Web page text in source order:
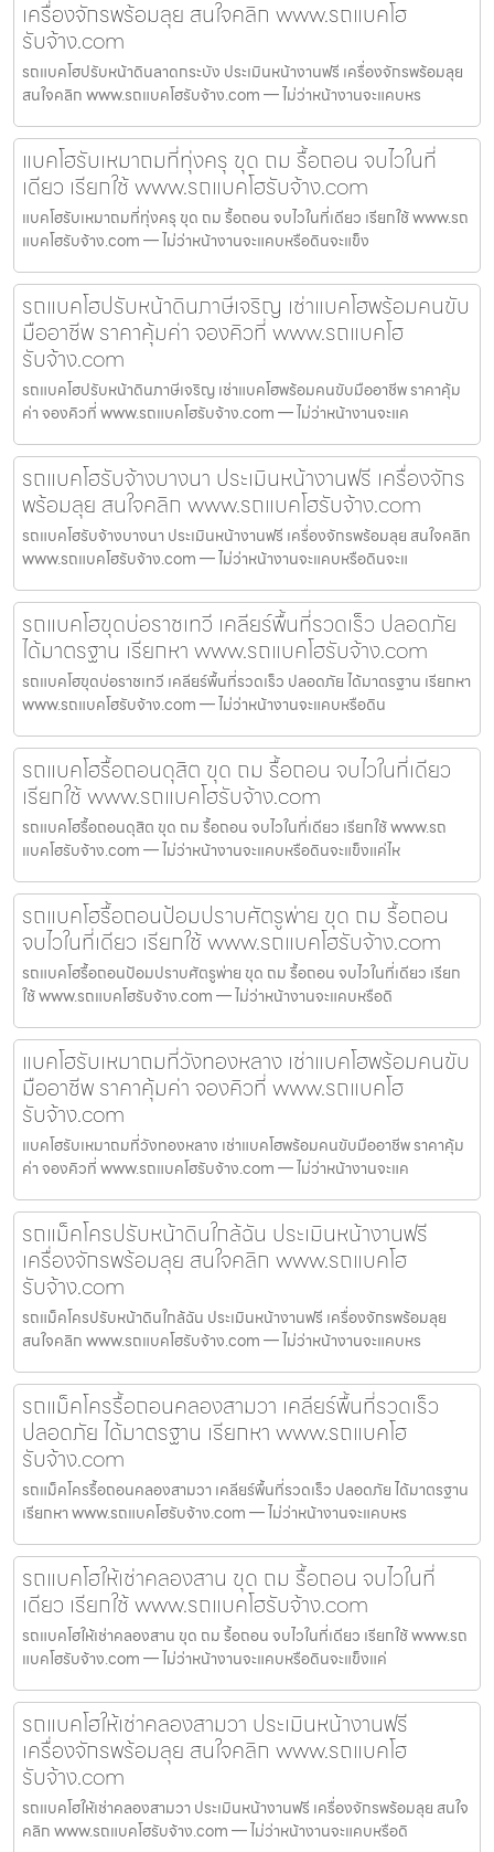
เครื่องจักรพร้อมลุย สนใจคลิก www.รถแบคโฮ
รับจ้าง.com
รถแบคโฮปรับหน้าดินลาดกระบัง ประเมินหน้างานฟรี เครื่องจักรพร้อมลุย
สนใจคลิก www.รถแบคโฮรับจ้าง.com — ไม่ว่าหน้างานจะแคบหร
แบคโฮรับเหมาถมที่ทุ่งครุ ขุด ถม รื้อถอน จบไวในที่
เดียว เรียกใช้ www.รถแบคโฮรับจ้าง.com
แบคโฮรับเหมาถมที่ทุ่งครุ ขุด ถม รื้อถอน จบไวในที่เดียว เรียกใช้ www.รถ
แบคโฮรับจ้าง.com — ไม่ว่าหน้างานจะแคบหรือดินจะแข็ง
รถแบคโฮปรับหน้าดินภาษีเจริญ เช่าแบคโฮพร้อมคนขับ
มืออาชีพ ราคาคุ้มค่า จองคิวที่ www.รถแบคโฮ
รับจ้าง.com
รถแบคโฮปรับหน้าดินภาษีเจริญ เช่าแบคโฮพร้อมคนขับมืออาชีพ ราคาคุ้ม
ค่า จองคิวที่ www.รถแบคโฮรับจ้าง.com — ไม่ว่าหน้างานจะแค
รถแบคโฮรับจ้างบางนา ประเมินหน้างานฟรี เครื่องจักร
พร้อมลุย สนใจคลิก www.รถแบคโฮรับจ้าง.com
รถแบคโฮรับจ้างบางนา ประเมินหน้างานฟรี เครื่องจักรพร้อมลุย สนใจคลิก
www.รถแบคโฮรับจ้าง.com — ไม่ว่าหน้างานจะแคบหรือดินจะแ
รถแบคโฮขุดบ่อราชเทวี เคลียร์พื้นที่รวดเร็ว ปลอดภัย
ได้มาตรฐาน เรียกหา www.รถแบคโฮรับจ้าง.com
รถแบคโฮขุดบ่อราชเทวี เคลียร์พื้นที่รวดเร็ว ปลอดภัย ได้มาตรฐาน เรียกหา
www.รถแบคโฮรับจ้าง.com — ไม่ว่าหน้างานจะแคบหรือดิน
รถแบคโฮรื้อถอนดุสิต ขุด ถม รื้อถอน จบไวในที่เดียว
เรียกใช้ www.รถแบคโฮรับจ้าง.com
รถแบคโฮรื้อถอนดุสิต ขุด ถม รื้อถอน จบไวในที่เดียว เรียกใช้ www.รถ
แบคโฮรับจ้าง.com — ไม่ว่าหน้างานจะแคบหรือดินจะแข็งแค่ไห
รถแบคโฮรื้อถอนป้อมปราบศัตรูพ่าย ขุด ถม รื้อถอน
จบไวในที่เดียว เรียกใช้ www.รถแบคโฮรับจ้าง.com
รถแบคโฮรื้อถอนป้อมปราบศัตรูพ่าย ขุด ถม รื้อถอน จบไวในที่เดียว เรียก
ใช้ www.รถแบคโฮรับจ้าง.com — ไม่ว่าหน้างานจะแคบหรือดิ
แบคโฮรับเหมาถมที่วังทองหลาง เช่าแบคโฮพร้อมคนขับ
มืออาชีพ ราคาคุ้มค่า จองคิวที่ www.รถแบคโฮ
รับจ้าง.com
แบคโฮรับเหมาถมที่วังทองหลาง เช่าแบคโฮพร้อมคนขับมืออาชีพ ราคาคุ้ม
ค่า จองคิวที่ www.รถแบคโฮรับจ้าง.com — ไม่ว่าหน้างานจะแค
รถแม็คโครปรับหน้าดินใกล้ฉัน ประเมินหน้างานฟรี
เครื่องจักรพร้อมลุย สนใจคลิก www.รถแบคโฮ
รับจ้าง.com
รถแม็คโครปรับหน้าดินใกล้ฉัน ประเมินหน้างานฟรี เครื่องจักรพร้อมลุย
สนใจคลิก www.รถแบคโฮรับจ้าง.com — ไม่ว่าหน้างานจะแคบหร
รถแม็คโครรื้อถอนคลองสามวา เคลียร์พื้นที่รวดเร็ว
ปลอดภัย ได้มาตรฐาน เรียกหา www.รถแบคโฮ
รับจ้าง.com
รถแม็คโครรื้อถอนคลองสามวา เคลียร์พื้นที่รวดเร็ว ปลอดภัย ได้มาตรฐาน
เรียกหา www.รถแบคโฮรับจ้าง.com — ไม่ว่าหน้างานจะแคบหร
รถแบคโฮให้เช่าคลองสาน ขุด ถม รื้อถอน จบไวในที่
เดียว เรียกใช้ www.รถแบคโฮรับจ้าง.com
รถแบคโฮให้เช่าคลองสาน ขุด ถม รื้อถอน จบไวในที่เดียว เรียกใช้ www.รถ
แบคโฮรับจ้าง.com — ไม่ว่าหน้างานจะแคบหรือดินจะแข็งแค่
รถแบคโฮให้เช่าคลองสามวา ประเมินหน้างานฟรี
เครื่องจักรพร้อมลุย สนใจคลิก www.รถแบคโฮ
รับจ้าง.com
รถแบคโฮให้เช่าคลองสามวา ประเมินหน้างานฟรี เครื่องจักรพร้อมลุย สนใจ
คลิก www.รถแบคโฮรับจ้าง.com — ไม่ว่าหน้างานจะแคบหรือดิ